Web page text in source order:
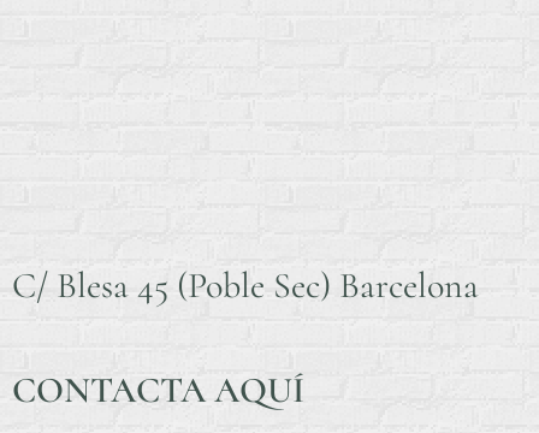
C/ Blesa 45 (Poble Sec) Barcelona
CONTACTA AQUÍ